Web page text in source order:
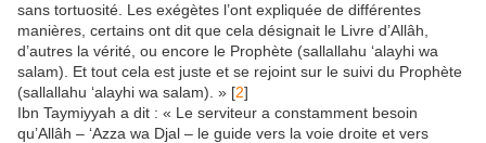
sans tortuosité. Les exégètes l’ont expliquée de différentes
manières, certains ont dit que cela désignait le Livre d’Allâh,
d’autres la vérité, ou encore le Prophète (sallallahu ‘alayhi wa
salam). Et tout cela est juste et se rejoint sur le suivi du Prophète
(sallallahu ‘alayhi wa salam). » [2]
Ibn Taymiyyah a dit : « Le serviteur a constamment besoin
qu’Allâh – ‘Azza wa Djal – le guide vers la voie droite et vers